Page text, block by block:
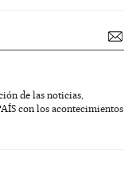
de las noticias,
con los acontecimientos